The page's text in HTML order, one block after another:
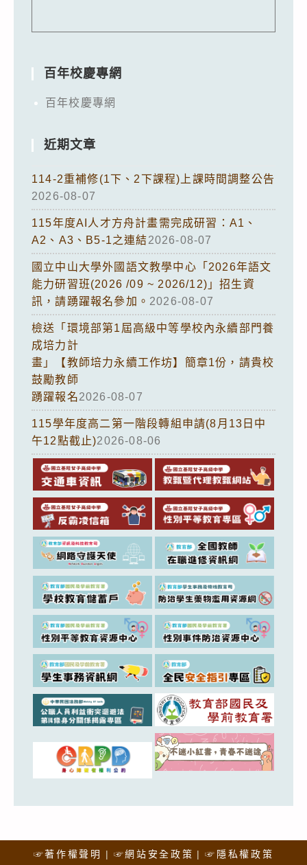
百年校慶專網
百年校慶專網
近期文章
114-2重補修(1下、2下課程)上課時間調整公告
2026-08-07
115年度AI人才方舟計畫需完成研習：A1、
A2、A3、B5-1之連結2026-08-07
國立中山大學外國語文教學中心「2026年語文
能力研習班(2026 /09 ~ 2026/12)」招生資
訊，請踴躍報名參加。 2026-08-07
檢送「環境部第1屆高級中等學校內永續部門養
成培力計
畫」【教師培力永續工作坊】簡章1份，請貴校
鼓勵教師
踴躍報名2026-08-07
115學年度高二第一階段轉組申請(8月13日中
午12點截止)2026-08-06
☞著作權聲明 ☞網站安全政策 ☞隱私權政策